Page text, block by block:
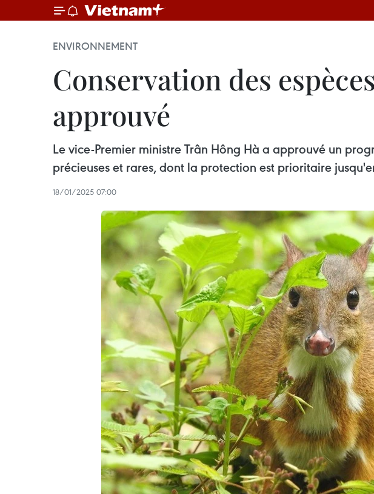
ENVIRONNEMENT
Conservation des
approuvé
Le vice-Premier ministre Trân Hông Hà a approuvé un
précieuses et rares, dont la protection est prioritaire
18/01/2025 07:00